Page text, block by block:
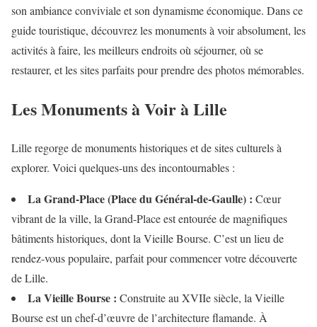
son ambiance conviviale et son dynamisme économique. Dans ce
guide touristique, découvrez les monuments à voir absolument, les
activités à faire, les meilleurs endroits où séjourner, où se
restaurer, et les sites parfaits pour prendre des photos mémorables.
Les Monuments à Voir à Lille
Lille regorge de monuments historiques et de sites culturels à
explorer. Voici quelques-uns des incontournables :
La Grand-Place (Place du Général-de-Gaulle) : Cœur
vibrant de la ville, la Grand-Place est entourée de magnifiques
bâtiments historiques, dont la Vieille Bourse. C’est un lieu de
rendez-vous populaire, parfait pour commencer votre découverte
de Lille.
La Vieille Bourse : Construite au XVIIe siècle, la Vieille
Bourse est un chef-d’œuvre de l’architecture flamande. À